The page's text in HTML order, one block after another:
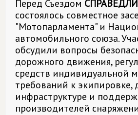
Перед Съездом
состоялось совместное
"Мотопарламента" и
автомобильного союза.
обсудили вопросы
дорожного движения,
средств индивидуальной
требований к экипировке,
инфраструктуре и
производителей